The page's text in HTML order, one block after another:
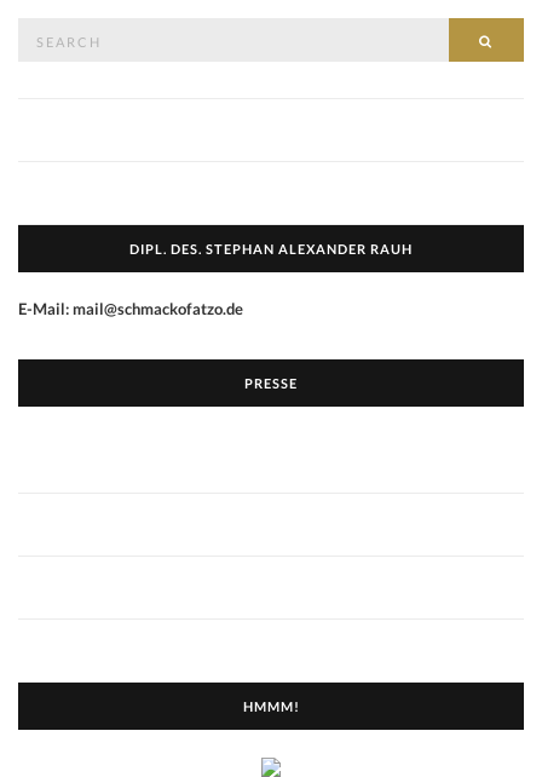
DIPL. DES. STEPHAN ALEXANDER RAUH
E-Mail: mail@schmackofatzo.de
PRESSE
HMMM!